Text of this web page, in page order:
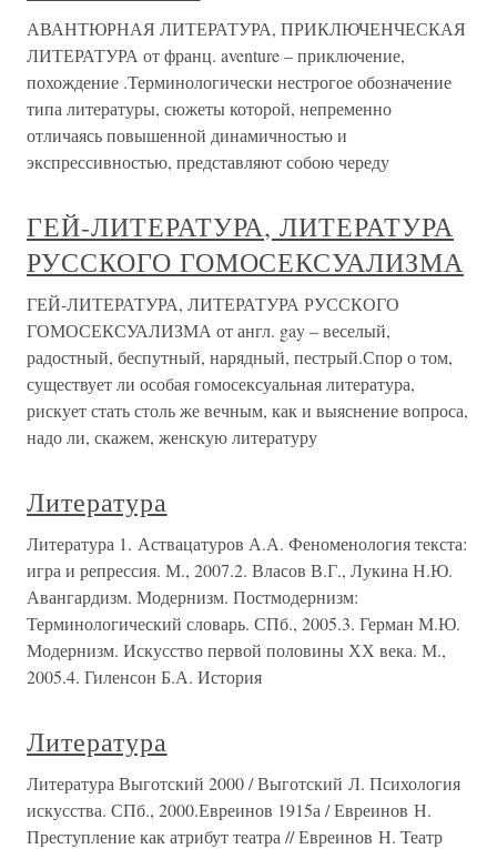
АВАНТЮРНАЯ ЛИТЕРАТУРА, ПРИКЛЮЧЕНЧЕСКАЯ
ЛИТЕРАТУРА от франц. aventure – приключение,
похождение .Терминологически нестрогое обозначение
типа литературы, сюжеты которой, непременно
отличаясь повышенной динамичностью и
экспрессивностью, представляют собою череду
ГЕЙ-ЛИТЕРАТУРА, ЛИТЕРАТУРА
РУССКОГО ГОМОСЕКСУАЛИЗМА
ГЕЙ-ЛИТЕРАТУРА, ЛИТЕРАТУРА РУССКОГО
ГОМОСЕКСУАЛИЗМА от англ. gay – веселый,
радостный, беспутный, нарядный, пестрый.Спор о том,
существует ли особая гомосексуальная литература,
рискует стать столь же вечным, как и выяснение вопроса,
надо ли, скажем, женскую литературу
Литература
Литература 1. Аствацатуров А.А. Феноменология текста:
игра и репрессия. М., 2007.2. Власов В.Г., Лукина Н.Ю.
Авангардизм. Модернизм. Постмодернизм:
Терминологический словарь. СПб., 2005.3. Герман М.Ю.
Модернизм. Искусство первой половины ХХ века. М.,
2005.4. Гиленсон Б.А. История
Литература
Литература Выготский 2000 / Выготский Л. Психология
искусства. СПб., 2000.Евреинов 1915а / Евреинов Н.
Преступление как атрибут театра // Евреинов Н. Театр